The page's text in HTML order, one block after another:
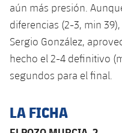
aún más presión.
diferencias (2-3, min
Sergio González,
hecho el 2-4 definitivo
segundos para el final.
LA FICHA